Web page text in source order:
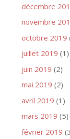
décembre
novembre
octobre 2019
juillet 2019 (1)
juin 2019 (2)
mai 2019 (2)
avril 2019 (1)
mars 2019 (5)
février 2019